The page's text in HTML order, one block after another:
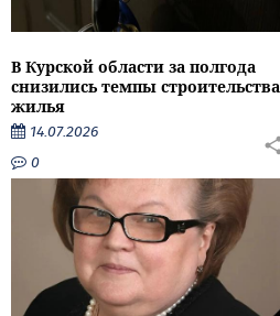
В Курской области за полгода
снизились темпы строительства
жилья
14.07.2026
0